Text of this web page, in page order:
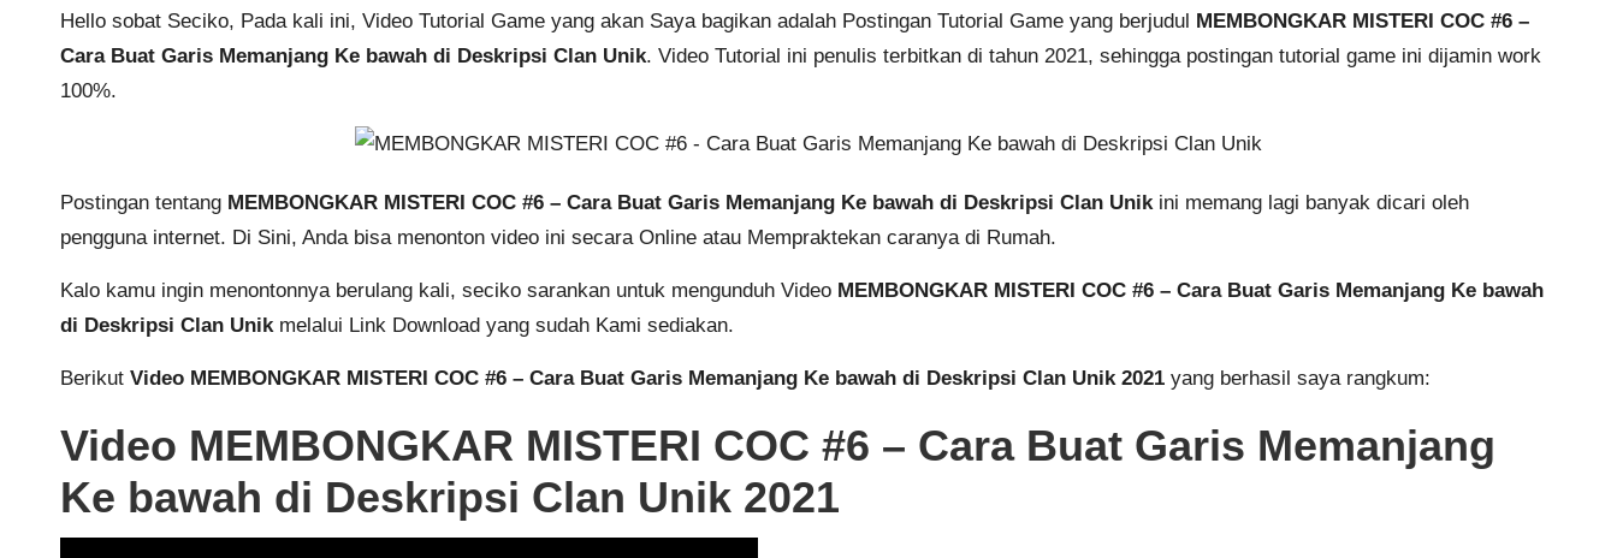
Hello sobat Seciko, Pada kali ini, Video Tutorial Game yang akan Saya bagikan adalah Postingan Tutorial Game yang berjudul MEMBONGKAR MISTERI COC #6 –
Cara Buat Garis Memanjang Ke bawah di Deskripsi Clan Unik. Video Tutorial ini penulis terbitkan di tahun 2021, sehingga postingan tutorial game ini dijamin work
100%.
Postingan tentang MEMBONGKAR MISTERI COC #6 – Cara Buat Garis Memanjang Ke bawah di Deskripsi Clan Unikini memang lagi banyak dicari oleh
pengguna internet. Di Sini, Anda bisa menonton video ini secara Online atau Mempraktekan caranya di Rumah.
Kalo kamu ingin menontonnya berulang kali, seciko sarankan untuk mengunduh Video MEMBONGKAR MISTERI COC #6 – Cara Buat Garis Memanjang Ke bawah
di Deskripsi Clan Unikmelalui Link Download yang sudah Kami sediakan.
Berikut Video MEMBONGKAR MISTERI COC #6 – Cara Buat Garis Memanjang Ke bawah di Deskripsi Clan Unik 2021 yang berhasil saya rangkum:
Video MEMBONGKAR MISTERI COC #6 – Cara Buat Garis Memanjang
Ke bawah di Deskripsi Clan Unik 2021